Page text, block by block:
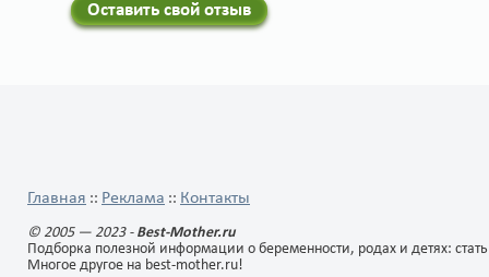
Оставить свой отзыв
Главная :: Реклама :: Контакты
© 2005 — 2023 - Best-Mother.ru
Подборка полезной информации о беременности, родах и детях:
Многое другое на best-mother.ru!